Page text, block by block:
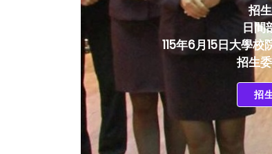
招
日間
115年6月15日大學
招生
招